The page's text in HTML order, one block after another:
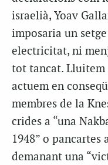
israelià, Yoav
imposaria un
electricitat, ni
tot tancat. Lluitem
actuem en
membres de la
crides a “una
1948” o
demanant una